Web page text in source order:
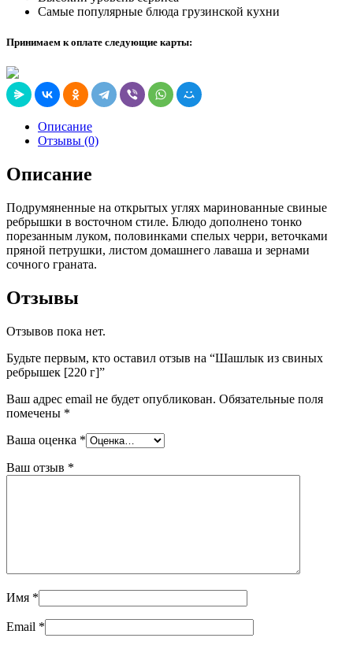
Самые популярные блюда грузинской кухни
Принимаем к оплате следующие карты:
Описание
Отзывы (0)
Описание
Подрумяненные на открытых углях маринованные свиные
ребрышки в восточном стиле. Блюдо дополнено тонко
порезанным луком, половинками спелых черри, веточками
пряной петрушки, листом домашнего лаваша и зернами
сочного граната.
Отзывы
Отзывов пока нет.
Будьте первым, кто оставил отзыв на “Шашлык из свиных
ребрышек [220 г]”
Ваш адрес email не будет опубликован. Обязательные поля
помечены *
Ваша оценка *
Ваш отзыв *
Имя *
Email *